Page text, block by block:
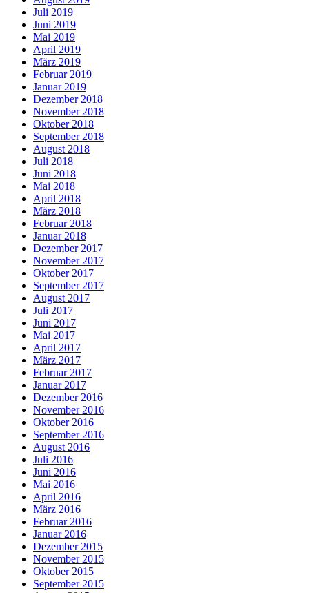
Juli 2019
Juni 2019
Mai 2019
April 2019
März 2019
Februar 2019
Januar 2019
Dezember 2018
November 2018
Oktober 2018
September 2018
August 2018
Juli 2018
Juni 2018
Mai 2018
April 2018
März 2018
Februar 2018
Januar 2018
Dezember 2017
November 2017
Oktober 2017
September 2017
August 2017
Juli 2017
Juni 2017
Mai 2017
April 2017
März 2017
Februar 2017
Januar 2017
Dezember 2016
November 2016
Oktober 2016
September 2016
August 2016
Juli 2016
Juni 2016
Mai 2016
April 2016
März 2016
Februar 2016
Januar 2016
Dezember 2015
November 2015
Oktober 2015
September 2015